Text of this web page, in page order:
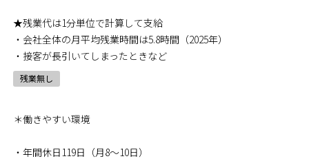
★残業代は1分単位で計算して支給
・会社全体の月平均残業時間は5.8時間（2025年）
・接客が長引いてしまったときなど
残業無し
＊働きやすい環境
・年間休日119日（月8～10日）